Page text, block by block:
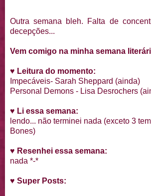
Outra semana bleh. Falta de
decepções...
Vem comigo na minha semana
♥ Leitura do momento:
Impecáveis- Sarah Sheppard (ainda)
Personal Demons - Lisa Desrochers
♥ Li essa semana:
lendo... não terminei nada (exceto 3
Bones)
♥ Resenhei essa semana:
nada *-*
♥ Super Posts: